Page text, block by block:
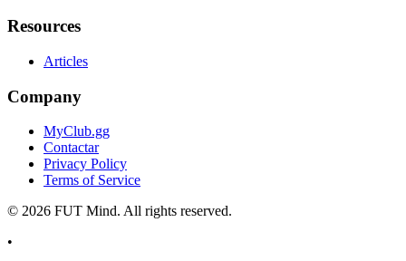
Resources
Articles
Company
MyClub.gg
Contactar
Privacy Policy
Terms of Service
© 2026 FUT Mind. All rights reserved.
•